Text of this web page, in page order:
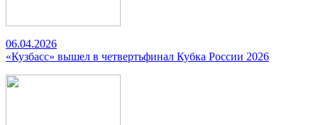
06.04.2026
«Кузбасс» вышел в четвертьфинал Кубка России 2026